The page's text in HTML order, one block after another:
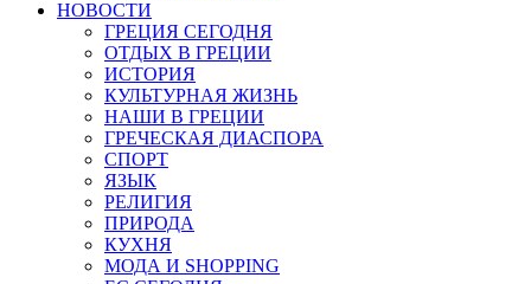
НОВОСТИ
ГРЕЦИЯ СЕГОДНЯ
ОТДЫХ В ГРЕЦИИ
ИСТОРИЯ
КУЛЬТУРНАЯ ЖИЗНЬ
НАШИ В ГРЕЦИИ
ГРЕЧЕСКАЯ ДИАСПОРА
СПОРТ
ЯЗЫК
РЕЛИГИЯ
ПРИРОДА
КУХНЯ
МОДА И SHOPPING